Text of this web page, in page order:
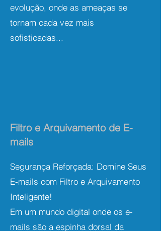
evolução, onde as ameaças se
tornam cada vez mais
sofisticadas...
Filtro e Arquivamento de E-
mails
Segurança Reforçada: Domine Seus
E-mails com Filtro e Arquivamento
Inteligente!
Em um mundo digital onde os e-
mails são a espinha dorsal da